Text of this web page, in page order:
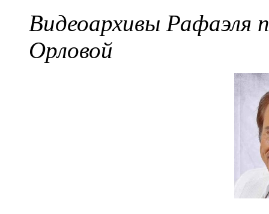
Видеоархивы Рафаэля
Орловой